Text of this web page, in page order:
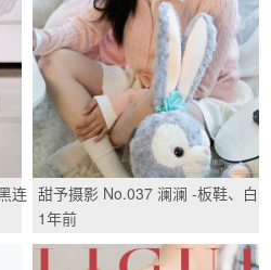
连 甜予摄影 No.037 澜澜 -板鞋、白
棉袜、裸足/(120P)
1年前